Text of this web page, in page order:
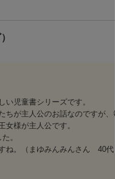
い児童書シリーズです。
ちが主人公のお話なのですが
女様が主人公です。
。
ね。（まゆみんみんさん 40